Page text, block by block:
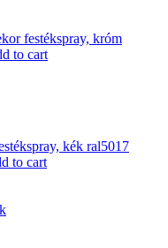
festékspray, króm
to cart
kék ral5017
to cart